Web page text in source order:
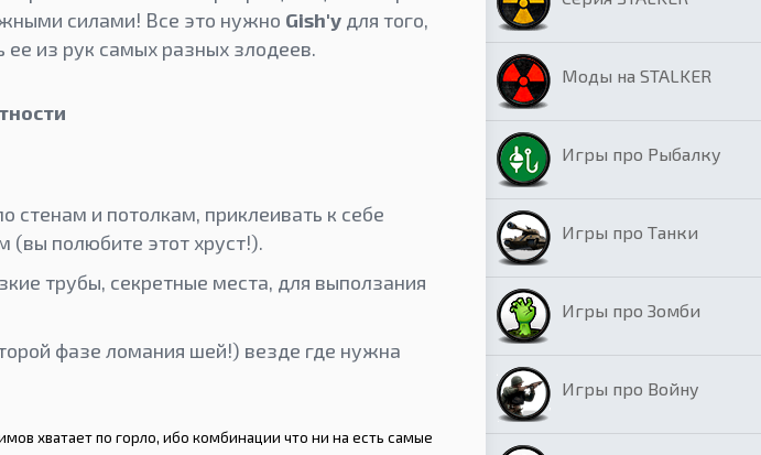
силами! Все это нужно Gish'у для того,
из рук самых разных злодеев.
и потолкам, приклеивать к себе
(вы полюбите этот хруст!).
трубы, секретные места, для выползания
фазе ломания шей!) везде где нужна
хватает по горло, ибо комбинации что ни на есть самые
Моды на STALKER
Игры про Рыбалку
Игры про Танки
Игры про Зомби
Игры про Войну